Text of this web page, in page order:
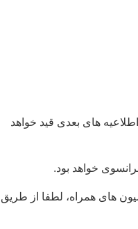
های بعدی قيد خواهد
خواهد بود.
های همراه، لطفا از طريق